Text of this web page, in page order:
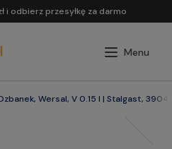
i odbierz przesyłkę za darmo
Wersal, V 0.15 l | Stalgast,